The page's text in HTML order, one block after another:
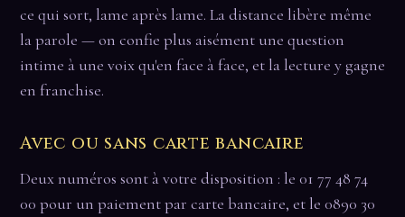
ce qui sort, lame après lame. La distance libère même
la parole — on confie plus aisément une question
intime à une voix qu'en face à face, et la lecture y gagne
en franchise.
Avec ou sans carte bancaire
Deux numéros sont à votre disposition : le 01 77 48 74
00 pour un paiement par carte bancaire, et le 0890 30